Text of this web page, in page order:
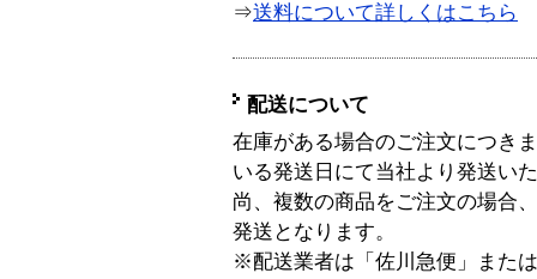
⇒送料について詳しくはこちら
配送について
在庫がある場合のご注文につき
いる発送日にて当社より発送い
尚、複数の商品をご注文の場合
発送となります。
※配送業者は「佐川急便」また